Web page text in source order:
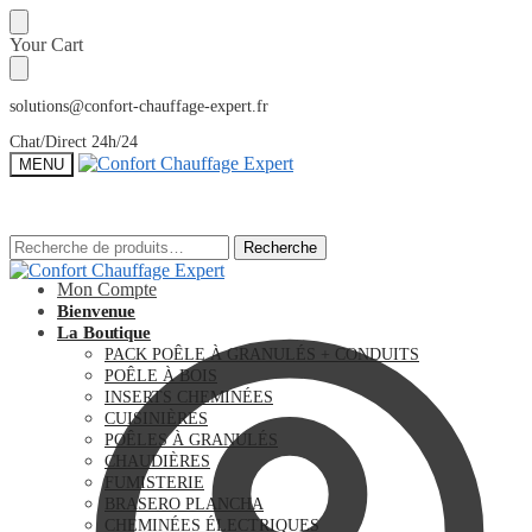
Sauter
à
la
navigation
Skip
to
content
Your Cart
solutions@confort-chauffage-expert.fr
Chat/Direct 24h/24
MENU
Recherche
pour :
Recherche
Mon Compte
Recherche
pour :
Recherche
Bienvenue
La Boutique
PACK POÊLE À GRANULÉS + CONDUITS
POÊLE À BOIS
INSERTS CHEMINÉES
CUISINIÈRES
POÊLES À GRANULÉS
CHAUDIÈRES
FUMISTERIE
BRASERO PLANCHA
CHEMINÉES ÉLECTRIQUES